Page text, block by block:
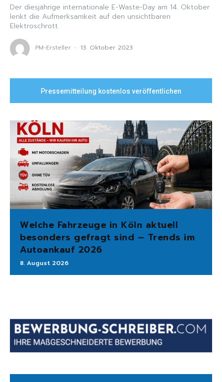
Der diesjährige internationale E-Waste-Day am 14. Oktober
lenkt die Aufmerksamkeit auf den unsichtbaren
Elektroschrott.
PM-Ersteller - 13. Oktober 2023
Pressemitteilung kostenlos veröffentlichen
Welche Fahrzeuge in Köln aktuell
besonders gefragt sind – Trends im
Autoankauf 2026
8. August 2026